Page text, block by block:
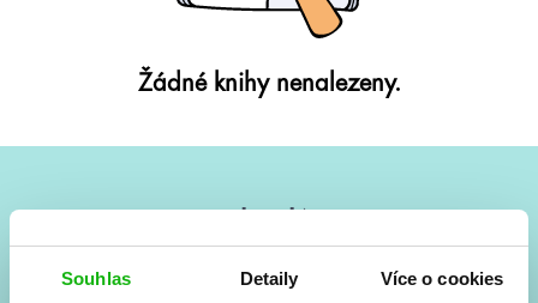
Souhlas Detaily Více o cookies
Žádné knihy nenalezeny.
Vše kolem #youngadult každý měsíc rovnou do mailu!